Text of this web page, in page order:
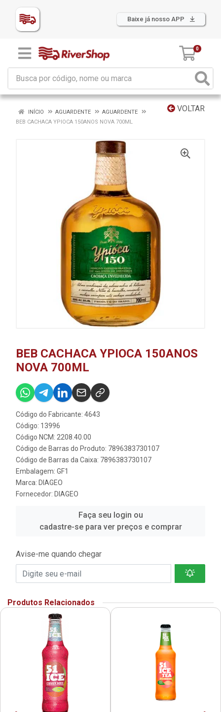
Baixe já nosso APP
0
VOLTAR
INÍCIO AGUARDENTE
AGUARDENTE
BEB CACHACA YPIOCA 150ANOS NOVA 700ML
BEB CACHACA YPIOCA 150ANOS
NOVA 700ML
Código do Fabricante: 4643
Código: 13996
Código NCM: 2208.40.00
Código de Barras do Produto: 7896383730107
Código de Barras da Caixa: 7896383730107
Embalagem: GF1
Marca: DIAGEO
Fornecedor: DIAGEO
Faça seu login ou
cadastre-se para ver preços e comprar
Avise-me quando chegar
Produtos Relacionados